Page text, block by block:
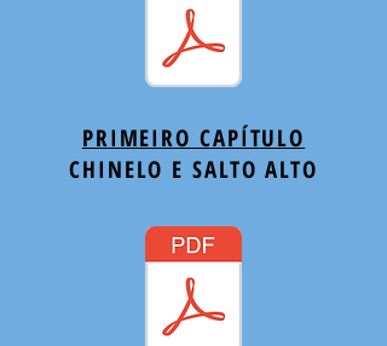
PRIMEIRO CAPÍTULO
CHINELO E SALTO ALTO